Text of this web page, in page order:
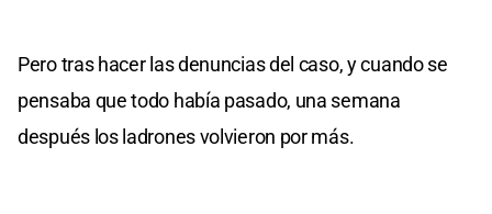
Pero tras hacer las denuncias del caso, y cuando se
pensaba que todo había pasado, una semana
después los ladrones volvieron por más.